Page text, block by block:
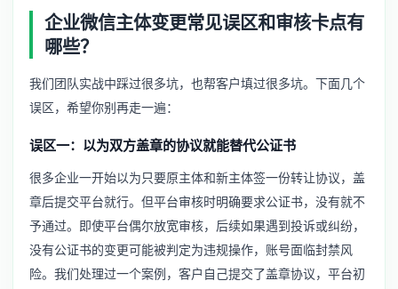
企业微信主体变更常见误区和审核卡点有
哪些？
我们团队实战中踩过很多坑，也帮客户填过很多坑。下面几个
误区，希望你别再走一遍：
误区一：以为双方盖章的协议就能替代公证书
很多企业一开始以为只要原主体和新主体签一份转让协议，盖
章后提交平台就行。但平台审核时明确要求公证书，没有就不
予通过。即使平台偶尔放宽审核，后续如果遇到投诉或纠纷，
没有公证书的变更可能被判定为违规操作，账号面临封禁风
险。我们处理过一个案例，客户自己提交了盖章协议，平台初